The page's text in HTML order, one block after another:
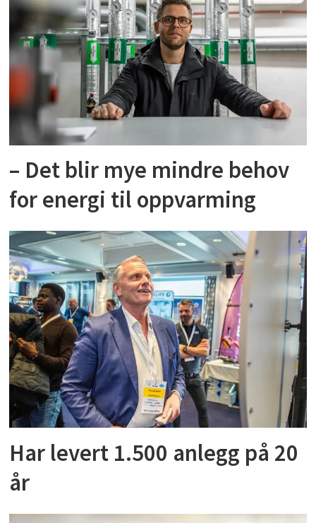
– Det blir mye mindre behov
for energi til oppvarming
Har levert 1.500 anlegg på 20
år